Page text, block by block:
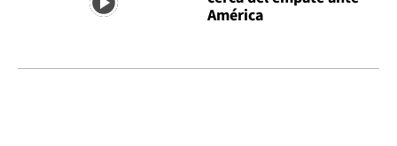
América